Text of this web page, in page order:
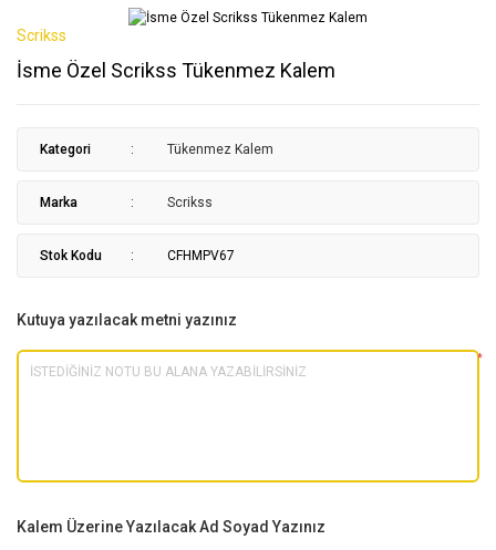
Scrikss
İsme Özel Scrikss Tükenmez Kalem
Kategori Tükenmez Kalem
Marka Scrikss
Stok Kodu CFHMPV67
Kutuya yazılacak metni yazınız
*
Kalem Üzerine Yazılacak Ad Soyad Yazınız